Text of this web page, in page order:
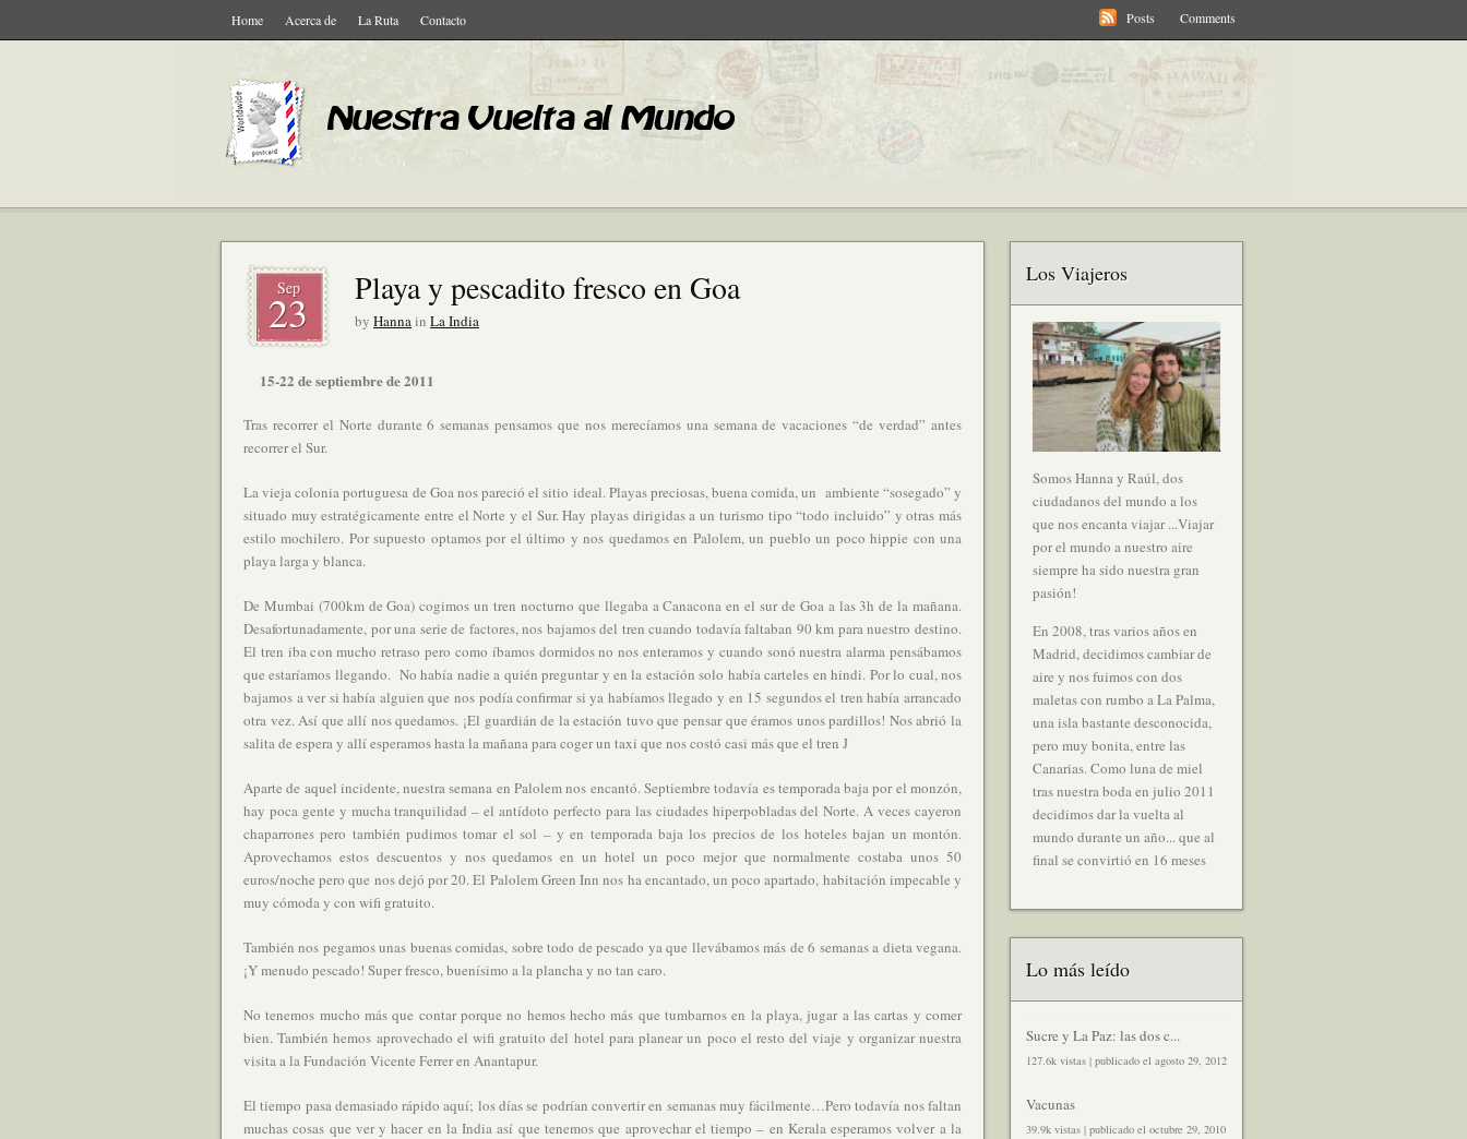
Home Acerca de La Ruta Contacto Posts Comments
Sep
23 Playa y pescadito fresco en Goa
by Hannain La India
15-22 de septiembre de 2011
Tras recorrer el Norte durante 6 semanas pensamos que nos merecíamos una semana de vacaciones “de verdad” antes
recorrer el Sur.
La vieja colonia portuguesa de Goa nos pareció el sitio ideal. Playas preciosas, buena comida, un ambiente “sosegado” y
situado muy estratégicamente entre el Norte y el Sur. Hay playas dirigidas a un turismo tipo “todo incluido” y otras más
estilo mochilero. Por supuesto optamos por el último y nos quedamos en Palolem, un pueblo un poco hippie con una
playa larga y blanca.
De Mumbai (700km de Goa) cogimos un tren nocturno que llegaba a Canacona en el sur de Goa a las 3h de la mañana.
Desafortunadamente, por una serie de factores, nos bajamos del tren cuando todavía faltaban 90 km para nuestro destino.
El tren iba con mucho retraso pero como íbamos dormidos no nos enteramos y cuando sonó nuestra alarma pensábamos
que estaríamos llegando. No había nadie a quién preguntar y en la estación solo había carteles en hindi. Por lo cual, nos
bajamos a ver si había alguien que nos podía confirmar si ya habíamos llegado y en 15 segundos el tren había arrancado
otra vez. Así que allí nos quedamos. ¡El guardián de la estación tuvo que pensar que éramos unos pardillos! Nos abrió la
salita de espera y allí esperamos hasta la mañana para coger un taxi que nos costó casi más que el tren J
Aparte de aquel incidente, nuestra semana en Palolem nos encantó. Septiembre todavía es temporada baja por el monzón,
hay poca gente y mucha tranquilidad – el antídoto perfecto para las ciudades hiperpobladas del Norte. A veces cayeron
chaparrones pero también pudimos tomar el sol – y en temporada baja los precios de los hoteles bajan un montón.
Aprovechamos estos descuentos y nos quedamos en un hotel un poco mejor que normalmente costaba unos 50
euros/noche pero que nos dejó por 20. El Palolem Green Inn nos ha encantado, un poco apartado, habitación impecable y
muy cómoda y con wifi gratuito.
También nos pegamos unas buenas comidas, sobre todo de pescado ya que llevábamos más de 6 semanas a dieta vegana.
¡Y menudo pescado! Super fresco, buenísimo a la plancha y no tan caro.
No tenemos mucho más que contar porque no hemos hecho más que tumbarnos en la playa, jugar a las cartas y comer
bien. También hemos aprovechado el wifi gratuito del hotel para planear un poco el resto del viaje y organizar nuestra
visita a la Fundación Vicente Ferrer en Anantapur.
El tiempo pasa demasiado rápido aquí; los días se podrían convertir en semanas muy fácilmente…Pero todavía nos faltan
muchas cosas que ver y hacer en la India así que tenemos que aprovechar el tiempo – en Kerala esperamos volver a la
Los Viajeros
Somos Hanna y Raúl, dos
ciudadanos del mundo a los
que nos encanta viajar ...Viajar
por el mundo a nuestro aire
siempre ha sido nuestra gran
pasión!
En 2008, tras varios años en
Madrid, decidimos cambiar de
aire y nos fuimos con dos
maletas con rumbo a La Palma,
una isla bastante desconocida,
pero muy bonita, entre las
Canarias. Como luna de miel
tras nuestra boda en julio 2011
decidimos dar la vuelta al
mundo durante un año... que al
final se convirtió en 16 meses
Lo más leído
Sucre y La Paz: las dos c...
127.6k vistas | publicado el agosto 29, 2012
Vacunas
39.9k vistas | publicado el octubre 29, 2010